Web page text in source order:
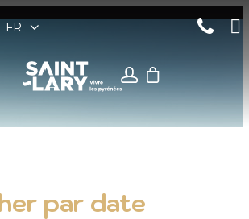
FR
par date